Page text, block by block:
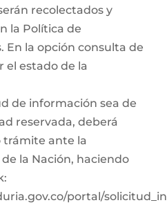
recolectados y
la Política de
En la opción consulta de
el estado de la
de información sea de
reservada, deberá
trámite ante la
la Nación, haciendo
portal/